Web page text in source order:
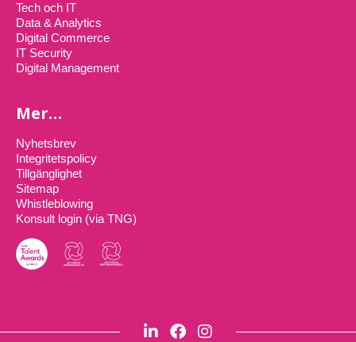
Tech och IT
Data & Analytics
Digital Commerce
IT Security
Digital Management
Mer…
Nyhetsbrev
Integritetspolicy
Tillgänglighet
Sitemap
Whistleblowing
Konsult login (via TNG)